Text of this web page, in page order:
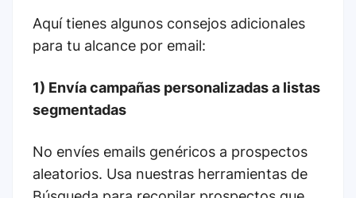
Aquí tienes algunos consejos adicionales
para tu alcance por email:
1) Envía campañas personalizadas a listas
segmentadas
No envíes emails genéricos a prospectos
aleatorios. Usa nuestras herramientas de